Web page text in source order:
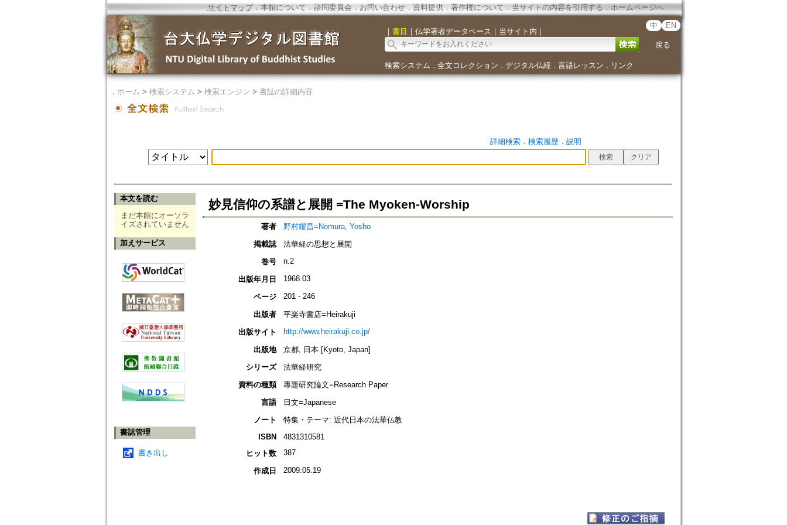
サイトマップ．本館について ． 諮問委員会． お問い合わせ． 資料提供． 著作権について．当サイトの内容を引用する ． ホームページへ
｜ 書目 ｜ 仏学著者データベース ｜ 当サイト内 ｜
中 EN
戻る
検索システム ． 全文コレクション ． デジタル仏経． 言語レッスン ． リンク
． ホーム > 検索システム > 検索エンジン > 書誌の詳細内容
詳細検索． 検索履歴． 説明
本文を読む
まだ本館にオーソラ
イズされていません
加えサービス
書誌管理
書き出し
妙見信仰の系譜と展開 =The Myoken-Worship
著者
野村耀昌=Nomura, Yosho
掲載誌
法華経の思想と展開
巻号
n.2
出版年月日 1968.03
ページ 201 - 246
出版者
平楽寺書店=Heirakuji
出版サイト
http://www.heirakuji.co.jp/
出版地
京都, 日本 [Kyoto, Japan]
シリーズ
法華経研究
資料の種類
專題研究論文=Research Paper
言語
日文=Japanese
ノート
特集・テーマ: 近代日本の法華仏教
ISBN
4831310581
ヒット数
387
作成日 2009.05.19